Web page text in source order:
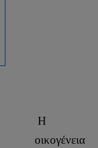
Η
οικογένεια